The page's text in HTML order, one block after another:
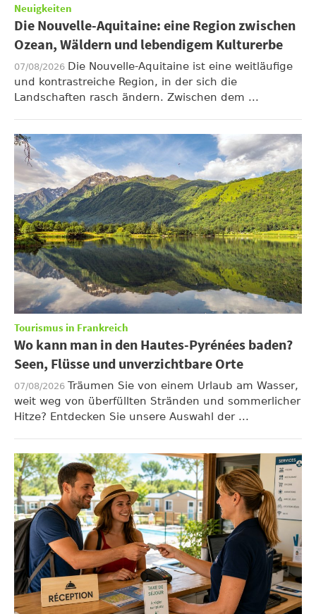
Neuigkeiten
Die Nouvelle-Aquitaine: eine Region zwischen
Ozean, Wäldern und lebendigem Kulturerbe
07/08/2026 Die Nouvelle-Aquitaine ist eine weitläufige
und kontrastreiche Region, in der sich die
Landschaften rasch ändern. Zwischen dem ...
Tourismus in Frankreich
Wo kann man in den Hautes-Pyrénées baden?
Seen, Flüsse und unverzichtbare Orte
07/08/2026 Träumen Sie von einem Urlaub am Wasser,
weit weg von überfüllten Stränden und sommerlicher
Hitze? Entdecken Sie unsere Auswahl der ...